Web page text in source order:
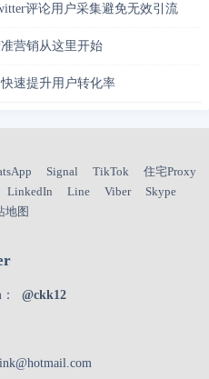
评论用户采集避免无效引流
营销从这里开始
速提升用户转化率
Signal TikTok
住宅Proxy
LinkedIn Line Viber
Skype
地图
@ckk12